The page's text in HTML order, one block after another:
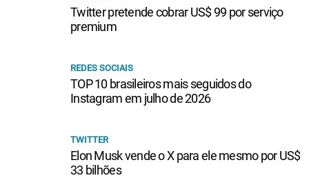
Twitter pretende cobrar US$ 99 por serviço
premium
REDES SOCIAIS
TOP 10 brasileiros mais seguidos do
Instagram em julho de 2026
TWITTER
Elon Musk vende o X para ele mesmo por US$
33 bilhões